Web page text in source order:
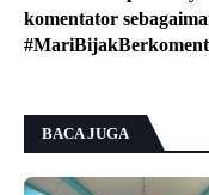
komentator
BACA JUGA